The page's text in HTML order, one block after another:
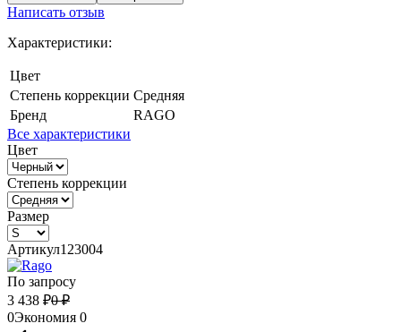
Написать отзыв
Характеристики:
Цвет
Степень коррекции Средняя
Бренд
RAGO
Все характеристики
Цвет
Степень коррекции
Размер
Артикул123004
По запросу
3 438 ₽0 ₽
0Экономия 0